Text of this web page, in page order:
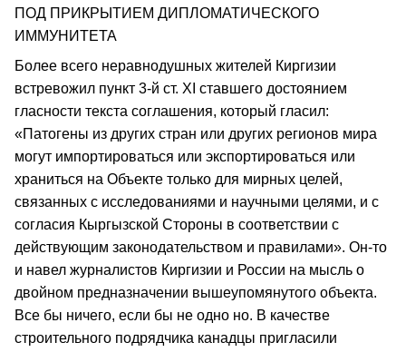
ПОД ПРИКРЫТИЕМ ДИПЛОМАТИЧЕСКОГО
ИММУНИТЕТА
Более всего неравнодушных жителей Киргизии
встревожил пункт 3-й ст. XI ставшего достоянием
гласности текста соглашения, который гласил:
«Патогены из других стран или других регионов мира
могут импортироваться или экспортироваться или
храниться на Объекте только для мирных целей,
связанных с исследованиями и научными целями, и с
согласия Кыргызской Стороны в соответствии с
действующим законодательством и правилами». Он-то
и навел журналистов Киргизии и России на мысль о
двойном предназначении вышеупомянутого объекта.
Все бы ничего, если бы не одно но. В качестве
строительного подрядчика канадцы пригласили